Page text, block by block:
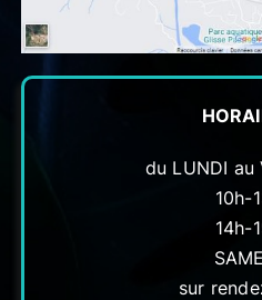
du LUNDI au
10h-
14h-
sur